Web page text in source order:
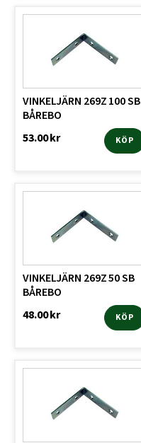
VINKELJÄRN 269Z 100 SB
BÅREBO
53.00kr KÖP
VINKELJÄRN 269Z 50 SB
BÅREBO
48.00kr KÖP